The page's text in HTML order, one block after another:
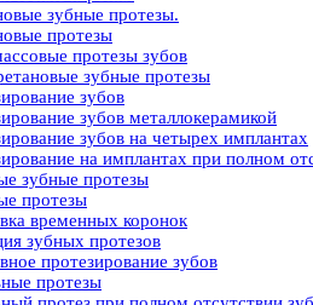
зубные протезы.
протезы
протезы зубов
зубные протезы
зубов
зубов металлокерамикой
зубов на четырех имплантах
на имплантах при полном
зубные протезы
протезы
временных коронок
зубных протезов
протезирование зубов
протезы